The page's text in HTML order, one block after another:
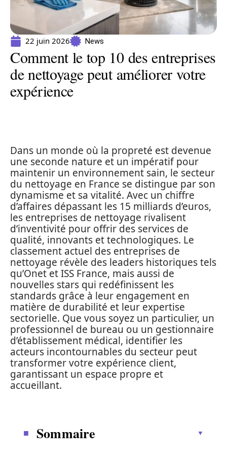
22 juin 2026 News
Comment le top 10 des entreprises
de nettoyage peut améliorer votre
expérience
Dans un monde où la propreté est devenue
une seconde nature et un impératif pour
maintenir un environnement sain, le secteur
du nettoyage en France se distingue par son
dynamisme et sa vitalité. Avec un chiffre
d’affaires dépassant les 15 milliards d’euros,
les entreprises de nettoyage rivalisent
d’inventivité pour offrir des services de
qualité, innovants et technologiques. Le
classement actuel des entreprises de
nettoyage révèle des leaders historiques tels
qu’Onet et ISS France, mais aussi de
nouvelles stars qui redéfinissent les
standards grâce à leur engagement en
matière de durabilité et leur expertise
sectorielle. Que vous soyez un particulier, un
professionnel de bureau ou un gestionnaire
d’établissement médical, identifier les
acteurs incontournables du secteur peut
transformer votre expérience client,
garantissant un espace propre et
accueillant.
Sommaire